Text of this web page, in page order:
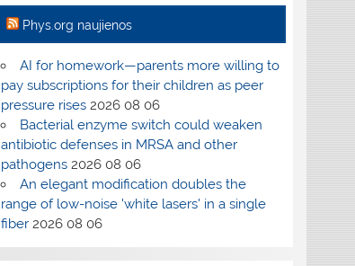
Phys.org naujienos
AI for homework—parents more willing to
pay subscriptions for their children as peer
pressure rises 2026 08 06
Bacterial enzyme switch could weaken
antibiotic defenses in MRSA and other
pathogens 2026 08 06
An elegant modification doubles the
range of low-noise 'white lasers' in a single
fiber 2026 08 06